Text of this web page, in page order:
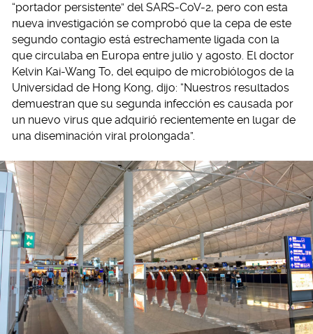
“portador persistente” del SARS-CoV-2, pero con esta
nueva investigación se comprobó que la cepa de este
segundo contagio está estrechamente ligada con la
que circulaba en Europa entre julio y agosto. El doctor
Kelvin Kai-Wang To, del equipo de microbiólogos de la
Universidad de Hong Kong, dijo: “Nuestros resultados
demuestran que su segunda infección es causada por
un nuevo virus que adquirió recientemente en lugar de
una diseminación viral prolongada”.